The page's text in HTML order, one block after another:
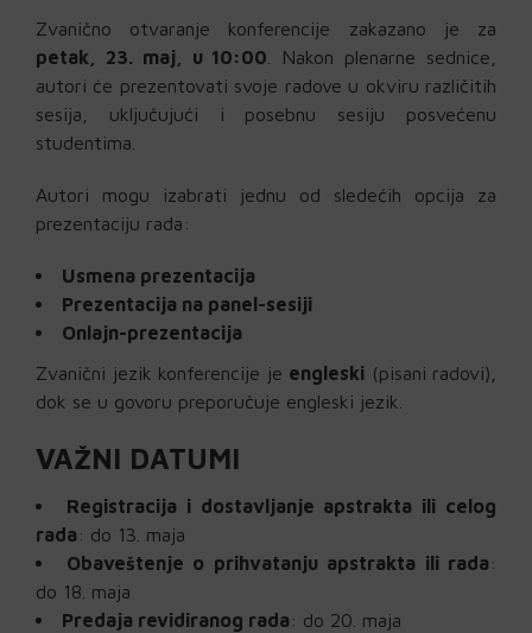
Zvanično otvaranje konferencije zakazano je za
petak, 23. maj, u 10:00 . Nakon plenarne sednice,
autori će prezentovati svoje radove u okviru različitih
sesija, uključujući i posebnu sesiju posvećenu
studentima.
Autori mogu izabrati jednu od sledećih opcija za
prezentaciju rada:
Usmena prezentacija
Prezentacija na panel-sesiji
Onlajn-prezentacija
Zvanični jezik konferencije je engleski (pisani radovi),
dok se u govoru preporučuje engleski jezik.
VAŽNI DATUMI
Registracija i dostavljanje apstrakta ili celog
rada : do 13. maja
Obaveštenje o prihvatanju apstrakta ili rada :
do 18. maja
Predaja revidiranog rada : do 20. maja